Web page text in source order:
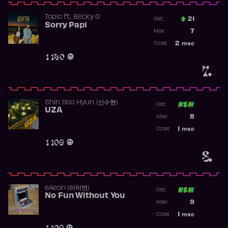
7.
Topicft. Becky G
Sorry Papi
1 140
Ost.: 21
7
Max:
2 msc
Czas:
8.
Shin Soo Hyun (신수현)
UZA
1 106
Ost:
8
Max:
msc
Czas:
​eAeon (이이언)
No Fun Without You
Ost:
9
Max:
msc
Czas: